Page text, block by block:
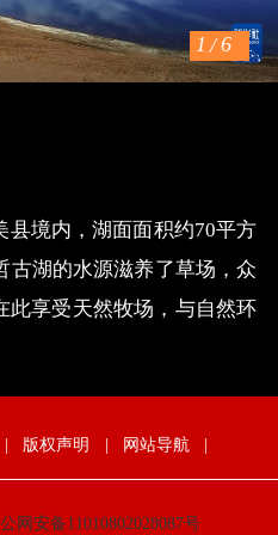
1 /6
县境内，湖面面积约70平方
古湖的水源滋养了草场，众
此享受天然牧场，与自然环
| 版权声明 | 网站导航 |
网安备11010802028087号